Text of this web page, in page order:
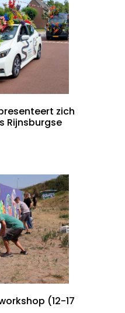
zich
Rijnsburgse
(12-17